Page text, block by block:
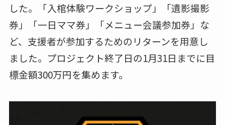
した。「入棺体験ワークショップ」「遺影撮影
券」「一日ママ券」「メニュー会議参加券」な
ど、支援者が参加するためのリターンを用意し
ました。プロジェクト終了日の1月31日までに目
標金額300万円を集めます。